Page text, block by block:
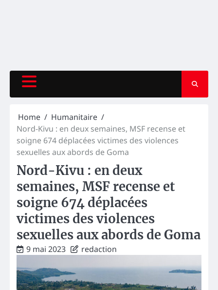
Home
Humanitaire
Nord-Kivu : en deux semaines, MSF recense et
soigne 674 déplacées victimes des violences
sexuelles aux abords de Goma
Nord-Kivu : en deux
semaines, MSF recense et
soigne 674 déplacées
victimes des violences
sexuelles aux abords de Goma
9 mai 2023 redaction